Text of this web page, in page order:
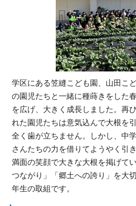
学区にある笠縫こども園、山田こ
の園児たちと一緒に種蒔きをした
を広げ、大きく成長しました。再
れた園児たちは意気込んで大根を
全く歯が立ちません。しかし、中
さんたちの力を借りてようやく引
満面の笑顔で大きな大根を掲げて
つながり」「郷土への誇り」を大
年生の取組です。